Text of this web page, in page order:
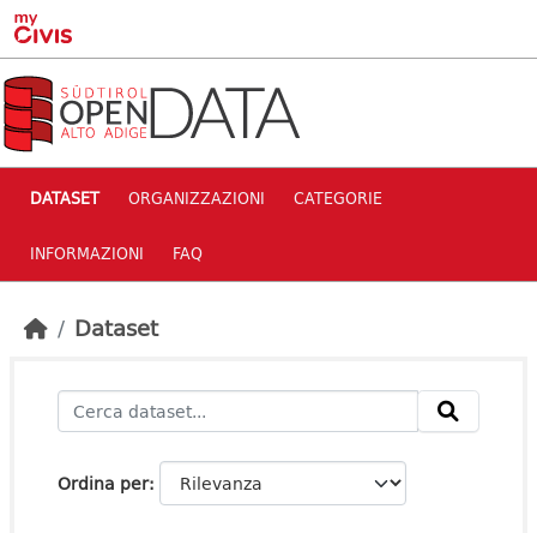
Skip to main content
DATASET ORGANIZZAZIONI CATEGORIE
INFORMAZIONI FAQ
Dataset
Ordina per